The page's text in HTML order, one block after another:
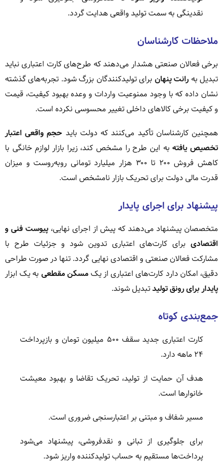
نقدینگی به سمت تولید واقعی هدایت گردد.
ملاحظات کارشناسان
برخی فعالان صنعتی هشدار می‌دهند که طرح‌های کارت اعتباری نباید
تبدیل به رانت پنهان برای تولیدکنندگان بزرگ شود. تجربه‌های گذشته
نشان داده که با وجود ممنوعیت واردات و وعده بهبود کیفیت، قیمت
و کیفیت برخی کالاهای داخلی تغییر محسوسی نکرده است.
همچنین کارشناسان تأکید می‌کنند که دولت باید حجم واقعی اعتبار
تخصیص یافتهبه این طرح را مشخص کند، زیرا بازار لوازم خانگی با
کاهش فروش ۲۰۰ تا ۳۰۰ هزار میلیارد تومانی روبه‌روست و میزان
قدرت مالی دولت برای تحریک بازار نامشخص است.
پیشنهاد برای اجرای پایدار
متخصصان پیشنهاد می‌دهند که پیش از اجرای نهایی،پیوست فنی و
اقتصادی برای کارت‌های اعتباری تدوین شود و جزئیات طرح با
مشارکت فعالان صنعتی و اقتصادی نهایی گردد. تنها در صورت طراحی
دقیق، امکان دارد کارت‌های اعتباری از یکمسکن مقطعی به یک ابزار
پایدار برای رونق تولیدتبدیل شوند.
جمع‌بندی کوتاه
کارت اعتباری جدید سقف ۵۰۰ میلیون تومان و بازپرداخت
۲۴ ماهه دارد.
هدف آن حمایت از تولید، تحریک تقاضا و بهبود معیشت
خانوارها است.
مسیر شفاف و مبتنی بر اعتبارسنجی ضروری است.
برای جلوگیری از تبانی و نقدفروشی، پیشنهاد می‌شود
پرداخت‌ها مستقیم به حساب تولیدکننده واریز شود.